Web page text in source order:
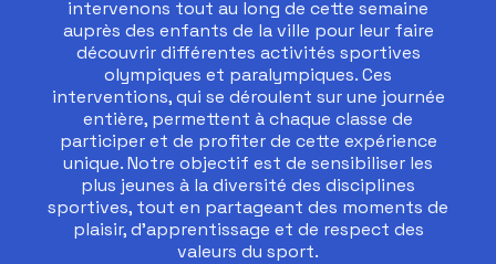
intervenons tout au long de cette semaine
auprès des enfants de la ville pour leur faire
découvrir différentes activités sportives
olympiques et paralympiques. Ces
interventions, qui se déroulent sur une journée
entière, permettent à chaque classe de
participer et de profiter de cette expérience
unique. Notre objectif est de sensibiliser les
plus jeunes à la diversité des disciplines
sportives, tout en partageant des moments de
plaisir, d'apprentissage et de respect des
valeurs du sport.